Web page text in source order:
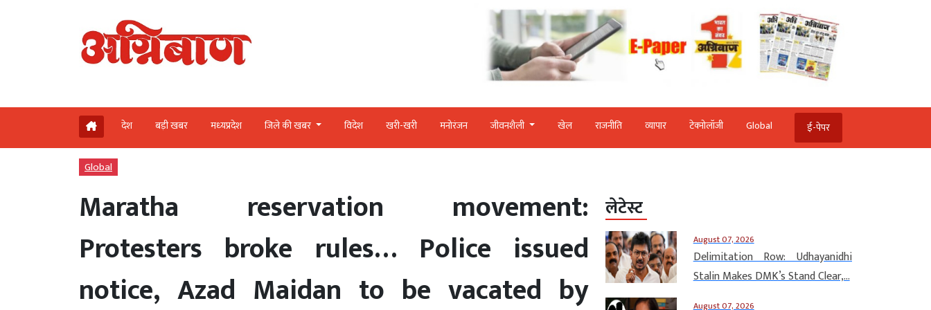
देश बड़ी खबर मध्‍यप्रदेश जिले की खबर विदेश खरी-खरी मनोरंजन जीवनशैली खेल राजनीति व्‍यापार टेक्‍नोलॉजी Global ई-पेपर
Global
Maratha reservation movement:
Protesters broke rules… Police issued
notice, Azad Maidan to be vacated by
लेटेस्ट
August 07, 2026
Delimitation Row: Udhayanidhi
Stalin Makes DMK’s Stand Clear,...
August 07, 2026